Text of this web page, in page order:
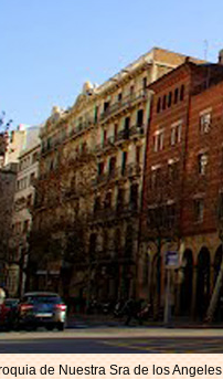
de Nuestra Sra de los Angeles